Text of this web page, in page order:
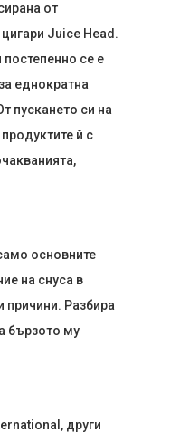
от
Juice Head.
постепенно се е
еднократна
пускането си на
й с
основните
на снуса в
причини. Разбира
бързото му
други